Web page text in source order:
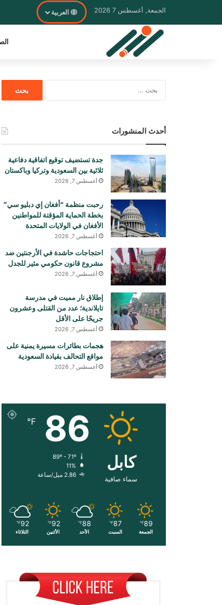
الجمعة, أغسطس 7 2026 العربية
أحدث المنشورات
جدة تستضيف توقيع اتفاقية دفاعية
ثلاثية بين السعودية وتركيا وباكستان
أغسطس 7, 2026
رحبت منظمة “أفغان إي دبليو سي”
بخطة الحماية المؤقتة للمواطنين
الأفغان في الولايات المتحدة
أغسطس 7, 2026
احتجاجات حاشدة في الأرجنتين ضد
مشروع قانون حكومي مثير للجدل
أغسطس 7, 2026
إطلاق نار مميت في مدرسة
تايلاندية؛ عدد من القتلى وعشرون
جريحًا على الأقل
أغسطس 7, 2026
هجمات بطائرات مسيرة يمنية على
مواقع التحالف بقيادة السعودية
أغسطس 7, 2026
کابل
سماء صافية
86
℉
11%
2.86 ميل/ساعة
89
℉
الجمعة
87
℉
السبت
88
℉
الأحد
92
℉
الأثنين
92
℉
الثلاثاء